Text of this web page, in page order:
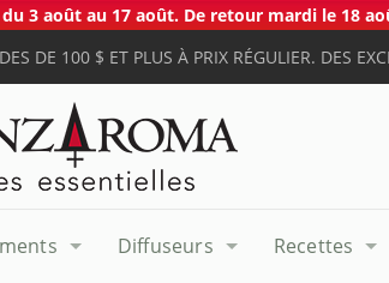
du 3 août au 17 août. De retour mardi le 18
DE 100 $ ET PLUS À PRIX RÉGULIER. DES
Diffuseurs Recettes